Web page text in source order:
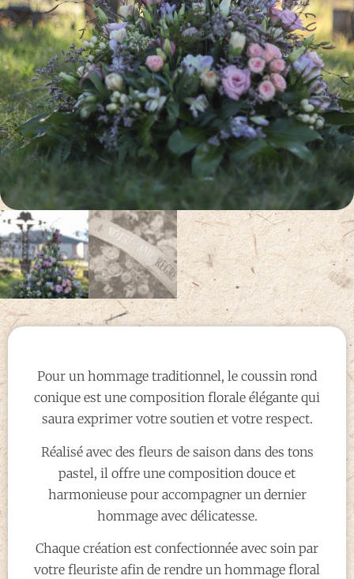
Pour un hommage traditionnel, le coussin rond
conique est une composition florale élégante qui
saura exprimer votre soutien et votre respect.
Réalisé avec des fleurs de saison dans des tons
pastel, il offre une composition douce et
harmonieuse pour accompagner un dernier
hommage avec délicatesse.
Chaque création est confectionnée avec soin par
votre fleuriste afin de rendre un hommage floral